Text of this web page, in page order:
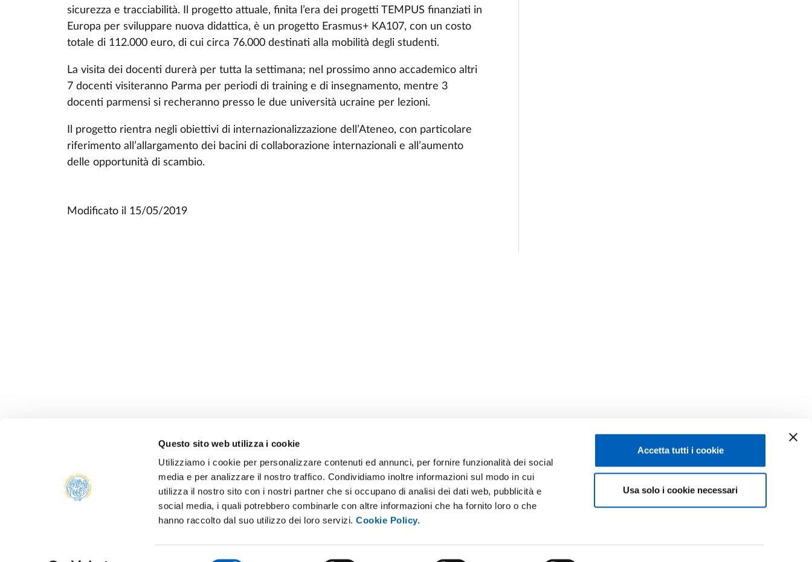
Questo sito web utilizza i cookie
Utilizziamo i cookie per personalizzare contenuti ed annunci, per fornire funzionalità dei social
media e per analizzare il nostro traffico. Condividiamo inoltre informazioni sul modo in cui
utilizza il nostro sito con i nostri partner che si occupano di analisi dei dati web, pubblicità e
social media, i quali potrebbero combinarle con altre informazioni che ha fornito loro o che
hanno raccolto dal suo utilizzo dei loro servizi.Cookie Policy.
Accetta tutti i cookie
Usa solo i cookie necessari
sicurezza e tracciabilità. Il progetto attuale, finita l’era dei progetti TEMPUS finanziati in
Europa per sviluppare nuova didattica, è un progetto Erasmus+ KA107, con un costo
totale di 112.000 euro, di cui circa 76.000 destinati alla mobilità degli studenti.
La visita dei docenti durerà per tutta la settimana; nel prossimo anno accademico altri
7 docenti visiteranno Parma per periodi di training e di insegnamento, mentre 3
docenti parmensi si recheranno presso le due università ucraine per lezioni.
Il progetto rientra negli obiettivi di internazionalizzazione dell’Ateneo, con particolare
riferimento all’allargamento dei bacini di collaborazione internazionali e all’aumento
delle opportunità di scambio.
Modificato il 15/05/2019
ALUMNI E AMICI DELL’UNIVERSITÀ DI
PARMA
ATENEO SOSTENIBILE
PERSONALE
PROTEZIONE DEI DATI - PRIVACY
SOSTIENI L'ATENEO
Facebook Linkedin